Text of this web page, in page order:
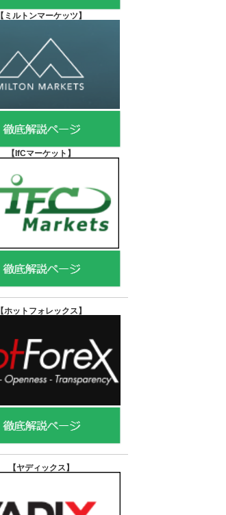
【 ミルトンマーケッツ】
【IfCマーケット 】
【ホットフォレックス 】
【ヤディックス 】